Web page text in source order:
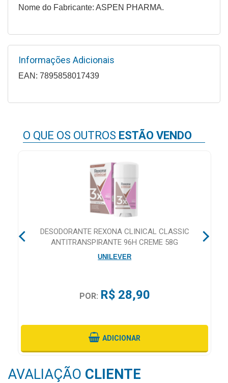
Nome do Fabricante: ASPEN PHARMA.
Informações Adicionais
EAN: 7895858017439
O QUE OS OUTROS ESTÃO VENDO
DESODORANTE REXONA CLINICAL CLASSIC
ANTITRANSPIRANTE 96H CREME 58G
UNILEVER
POR: R$ 28,90
ADICIONAR
AVALIAÇÃO CLIENTE